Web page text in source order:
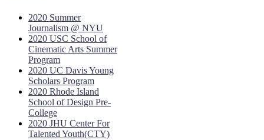
2020 Summer
Journalism @ NYU
2020 USC School of
Cinematic Arts Summer
Program
2020 UC Davis Young
Scholars Program
2020 Rhode Island
School of Design Pre-
College
2020 JHU Center For
Talented Youth(CTY)